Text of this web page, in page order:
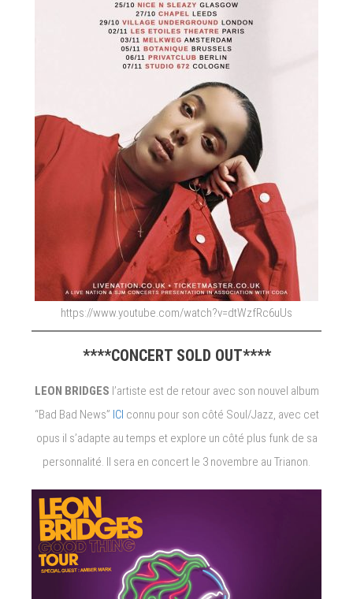
https://www.youtube.com/watch?v=dtWzfRc6uUs
****CONCERT SOLD OUT****
LEON BRIDGES l’artiste est de retour avec son nouvel album
“Bad Bad News” ICI connu pour son côté Soul/Jazz, avec cet
opus il s’adapte au temps et explore un côté plus funk de sa
personnalité. Il sera en concert le 3 novembre au Trianon.